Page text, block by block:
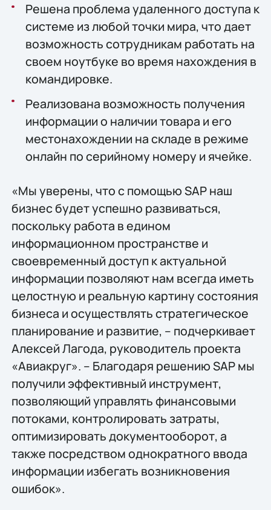
Решена проблема удаленного доступа к
системе из любой точки мира, что дает
возможность сотрудникам работать на
своем ноутбуке во время нахождения в
командировке.
Реализована возможность получения
информации о наличии товара и его
местонахождении на складе в режиме
онлайн по серийному номеру и ячейке.
«Мы уверены, что с помощью SAP наш
бизнес будет успешно развиваться,
поскольку работа в едином
информационном пространстве и
своевременный доступ к актуальной
информации позволяют нам всегда иметь
целостную и реальную картину состояния
бизнеса и осуществлять стратегическое
планирование и развитие, – подчеркивает
Алексей Лагода, руководитель проекта
«Авиакруг». – Благодаря решению SAP мы
получили эффективный инструмент,
позволяющий управлять финансовыми
потоками, контролировать затраты,
оптимизировать документооборот, а
также посредством однократного ввода
информации избегать возникновения
ошибок».